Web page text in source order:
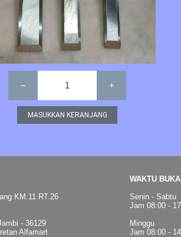
– 1 +
KM.11 RT.26
- 36129
Alfamart
WAKTU
Senin - Sabtu
Jam 08:00 -
Minggu
Jam 08:00 -